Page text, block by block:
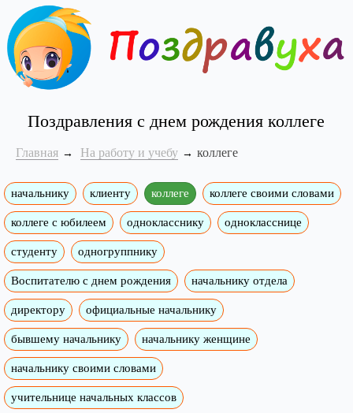
Поздравления с днем рождения коллеге
Главная На работу и учебу коллеге
начальнику клиенту коллеге коллеге своими словами
коллеге с юбилеем однокласснику однокласснице
студенту одногруппнику
Воспитателю с днем рождения начальнику отдела
директору официальные начальнику
бывшему начальнику начальнику женщине
начальнику своими словами
учительнице начальных классов